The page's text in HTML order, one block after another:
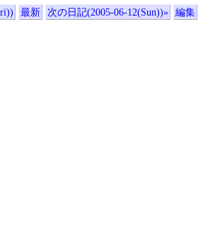
最新 次の日記(2005-06-12(Sun))» 編集